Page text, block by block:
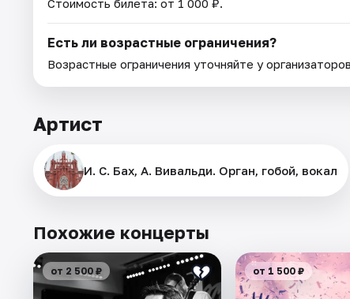
Стоимость билета: от 1 000 ₽.
Есть ли возрастные ограничения?
Возрастные ограничения уточняйте у
Артист
И. С. Бах, А. Вивальди. Орган, гобой, вокал
Похожие концерты
от 2 500 ₽ от 1 500 ₽